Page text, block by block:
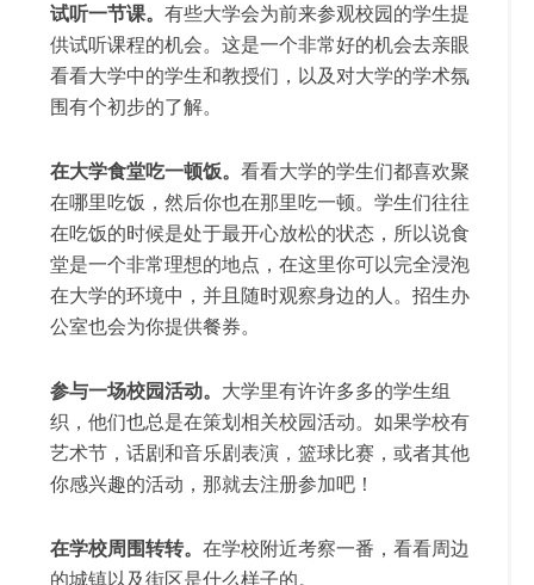
试听一节课。有些大学会为前来参观校园的学生提
供试听课程的机会。这是一个非常好的机会去亲眼
看看大学中的学生和教授们，以及对大学的学术氛
围有个初步的了解。
在大学食堂吃一顿饭。看看大学的学生们都喜欢聚
在哪里吃饭，然后你也在那里吃一顿。学生们往往
在吃饭的时候是处于最开心放松的状态，所以说食
堂是一个非常理想的地点，在这里你可以完全浸泡
在大学的环境中，并且随时观察身边的人。招生办
公室也会为你提供餐券。
参与一场校园活动。 大学里有许许多多的学生组
织，他们也总是在策划相关校园活动。如果学校有
艺术节，话剧和音乐剧表演，篮球比赛，或者其他
你感兴趣的活动，那就去注册参加吧 ！
在学校周 围转转。在学校附近考察一番，看看周边
的城镇以及街区是什么样子的。